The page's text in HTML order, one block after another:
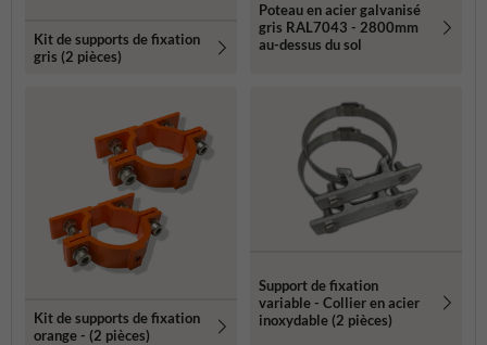
Kit de supports de fixation
gris (2 pièces)
Poteau en acier galvanisé
gris RAL7043 - 2800mm
au-dessus du sol
Kit de supports de fixation
orange - (2 pièces)
Support de fixation
variable - Collier en acier
inoxydable (2 pièces)